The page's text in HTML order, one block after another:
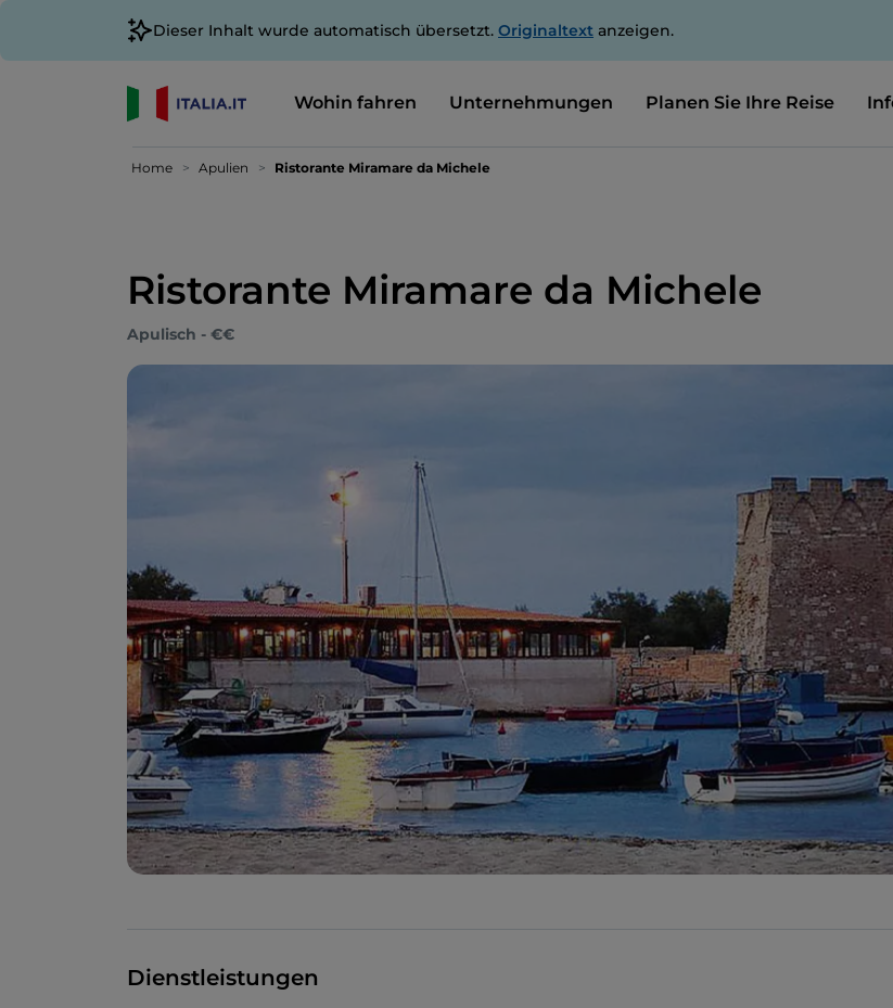
Dieser Inhalt wurde automatisch übersetzt. Originaltext anzeigen.
Wohin fahren Unternehmungen Planen Sie Ihre Reise
Home Apulien Ristorante Miramare da Michele
Ristorante Miramare da Michele
Apulisch - €€
Dienstleistungen